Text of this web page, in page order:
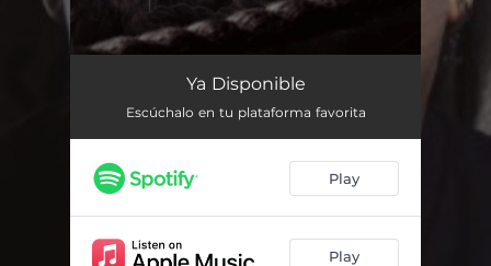
Atando Cabos 04:54
Esas Que Te Hablaron De Mi 05:02
Evidencia De Amor 04:00
Ya Disponible
Escúchalo en tu plataforma favorita
Play
Play